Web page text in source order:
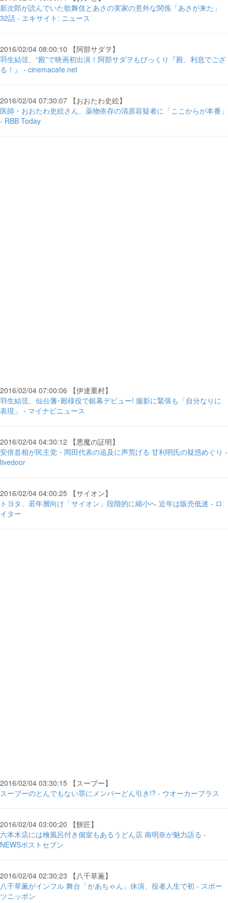
新次郎が読んでいた歌舞伎とあさの実家の意外な関係「あさが来た」
32話 - エキサイト: ニュース
2016/02/04 08:00:10 【阿部サダヲ】
羽生結弦、“殿”で映画初出演！阿部サダヲもびっくり『殿、利息でござ
る！』 - cinemacafe.net
2016/02/04 07:30:07 【おおたわ史絵】
医師・おおたわ史絵さん、薬物依存の清原容疑者に「ここからが本番」
- RBB Today
2016/02/04 07:00:06 【伊達重村】
羽生結弦、仙台藩･殿様役で銀幕デビュー! 撮影に緊張も「自分なりに
表現」 - マイナビニュース
2016/02/04 04:30:12 【悪魔の証明】
安倍首相が民主党・岡田代表の追及に声荒げる 甘利明氏の疑惑めぐり -
livedoor
2016/02/04 04:00:25 【サイオン】
トヨタ、若年層向け「サイオン」段階的に縮小へ 近年は販売低迷 - ロ
イター
2016/02/04 03:30:15 【スーブー】
スーブーのとんでもない罪にメンバーどん引き!? - ウオーカープラス
2016/02/04 03:00:20 【餅匠】
六本木店には檜風呂付き個室もあるうどん店 南明奈が魅力語る -
NEWSポストセブン
2016/02/04 02:30:23 【八千草薫】
八千草薫がインフル 舞台「かあちゃん」休演、役者人生で初 - スポー
ツニッポン